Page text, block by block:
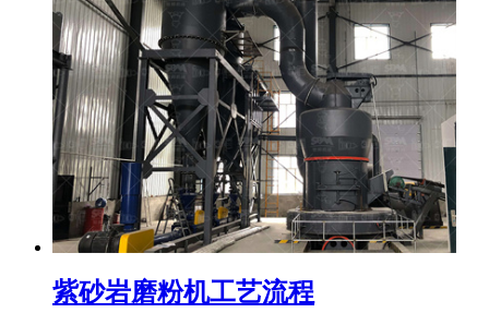
紫砂岩磨粉机工艺流程